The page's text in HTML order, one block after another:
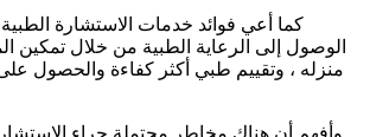
كما أعي فوائد خدمات الاستشارة
الوصول إلى الرعاية الطبية من خلال تمكين
منزله ، وتقييم طبي أكثر كفاءة والحصول
وأفهم أن هناك مخاطر محتملة جراء